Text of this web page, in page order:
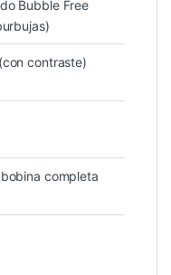
Bubble Free
contraste)
completa